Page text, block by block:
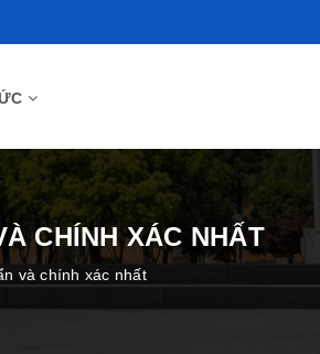
CHÍNH XÁC NHẤT
và chính xác nhất